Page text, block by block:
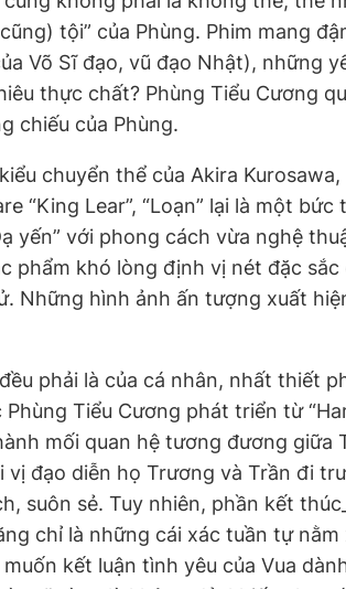
tội” của Phùng. Phim mang
Võ Sĩ đạo, vũ đạo Nhật), những
thực chất? Phùng Tiểu Cương
chiếu của Phùng.
chuyển thể của Akira
“King Lear”, “Loạn” lại là một
yến” với phong cách vừa nghệ
khó lòng định vị nét đặc sắc
Những hình ảnh ấn tượng xuất
phải là của cá nhân, nhất thiết
Tiểu Cương phát triển từ
mối quan hệ tương đương giữa
đạo diễn họ Trương và Trần đi
suôn sẻ. Tuy nhiên, phần kết
chỉ là những cái xác tuần tự
kết luận tình yêu của Vua